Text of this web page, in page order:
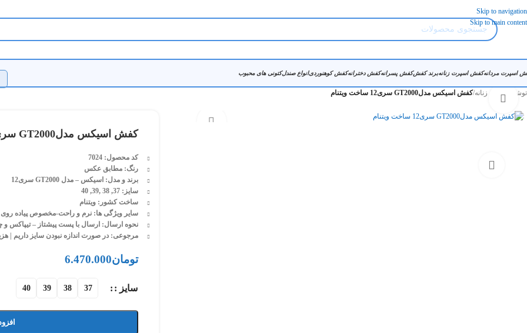
Skip to navigation
Skip to main content
اسپرت مردانهکفش اسپرت زنانهبرند کفشکفش پسرانهکفش دخترانهکفش کوهنوردیانواع صندلکتونی های محبوب
توشیک
کفش زنانه/کفش اسیکس مدلGT2000 سری12 ساخت ویتنام
بزرگنمایی تصویر
کفش اسیکس مدلGT2000 سری12 ساخت ویتنام
کد محصول: 7024
رنگ: مطابق عکس
برند و مدل: اسیکس – مدل GT2000 سری12
سایز: 37, 38 ,39, 40
ساخت کشور: ویتنام
سایر ویژگی ها: نرم و راحت-مخصوص پیاده روی
نحوه ارسال: ارسال با پست پیشتاز – تیپاکس و چاپار | تحویل 3
مرجوعی: در صورت اندازه نبودن سایز داریم |
تومان6.470.000
سایز : 37
38
39
40